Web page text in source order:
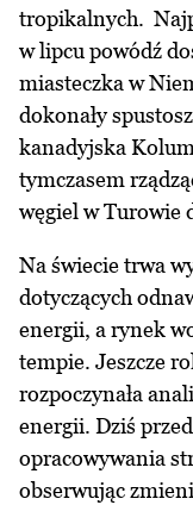
tropikalnych.
w lipcu powódź
miasteczka w
dokonały
kanadyjska
tymczasem
węgiel w Turowie
Na świecie trwa
dotyczących
energii, a rynek
tempie. Jeszcze
rozpoczynała
energii. Dziś
opracowywania
obserwując